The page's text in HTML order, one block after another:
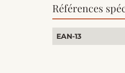
Références
EAN-13